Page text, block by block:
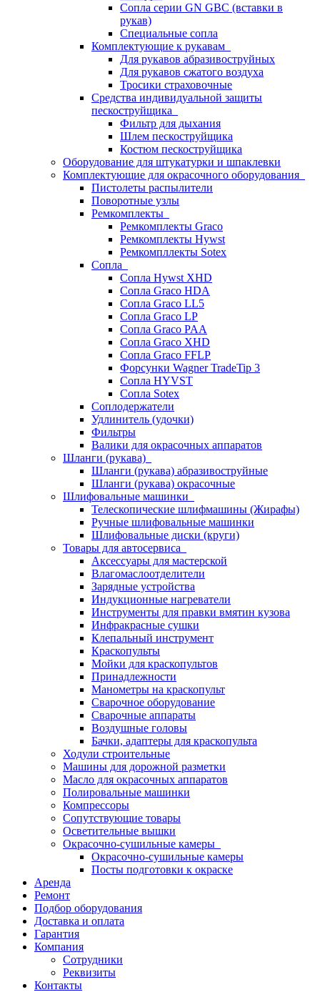
Сопла серии GN GBC (вставки в
рукав)
Специальные сопла
Комплектующие к рукавам
Для рукавов абразивоструйных
Для рукавов сжатого воздуха
Тросики страховочные
Средства индивидуальной защиты
пескоструйщика
Фильтр для дыхания
Шлем пескоструйщика
Костюм пескоструйщика
Оборудование для штукатурки и шпаклевки
Комплектующие для окрасочного оборудования
Пистолеты распылители
Поворотные узлы
Ремкомплекты
Ремкомплекты Graco
Ремкомплекты Hywst
Ремкомпллекты Sotex
Сопла
Сопла Hywst XHD
Сопла Graco HDA
Сопла Graco LL5
Сопла Graco LP
Сопла Graco PAA
Сопла Graco XHD
Сопла Graco FFLP
Форсунки Wagner TradeTip 3
Сопла HYVST
Сопла Sotex
Соплодержатели
Удлинитель (удочки)
Фильтры
Валики для окрасочных аппаратов
Шланги (рукава)
Шланги (рукава) абразивоструйные
Шланги (рукава) окрасочные
Шлифовальные машинки
Телескопические шлифмашины (Жирафы)
Ручные шлифовальные машинки
Шлифовальные диски (круги)
Товары для автосервиса
Аксессуары для мастерской
Влагомаслоотделители
Зарядные устройства
Индукционные нагреватели
Инструменты для правки вмятин кузова
Инфракрасные сушки
Клепальный инструмент
Краскопульты
Мойки для краскопультов
Принадлежности
Манометры на краскопульт
Сварочное оборудование
Сварочные аппараты
Воздушные головы
Бачки, адаптеры для краскопульта
Ходули строительные
Машины для дорожной разметки
Масло для окрасочных аппаратов
Полировальные машинки
Компрессоры
Сопутствующие товары
Осветительные вышки
Окрасочно-сушильные камеры
Окрасочно-сушильные камеры
Посты подготовки к окраске
Аренда
Ремонт
Подбор оборудования
Доставка и оплата
Гарантия
Компания
Сотрудники
Реквизиты
Контакты